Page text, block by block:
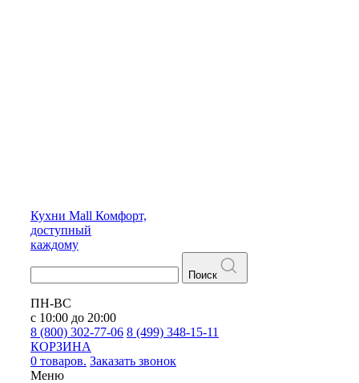
Кухни Mall Комфорт,
доступный
каждому
Поиск
ПН-ВС
с 10:00 до 20:00
8 (800) 302-77-06 8 (499) 348-15-11
КОРЗИНА
0 товаров. Заказать звонок
Меню